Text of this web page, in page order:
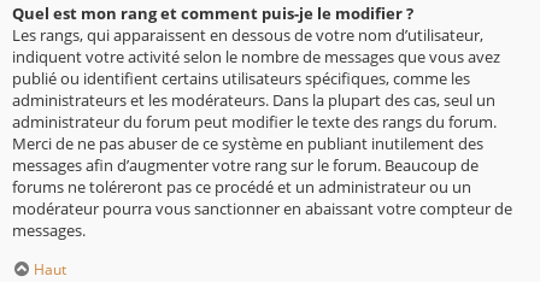
Quel est mon rang et comment puis-je le modifier ?
Les rangs, qui apparaissent en dessous de votre nom d’utilisateur,
indiquent votre activité selon le nombre de messages que vous avez
publié ou identifient certains utilisateurs spécifiques, comme les
administrateurs et les modérateurs. Dans la plupart des cas, seul un
administrateur du forum peut modifier le texte des rangs du forum.
Merci de ne pas abuser de ce système en publiant inutilement des
messages afin d’augmenter votre rang sur le forum. Beaucoup de
forums ne toléreront pas ce procédé et un administrateur ou un
modérateur pourra vous sanctionner en abaissant votre compteur de
messages.
Haut